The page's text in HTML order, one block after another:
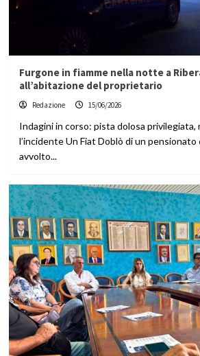
Furgone in fiamme nella notte a
all’abitazione del proprietario
Redazione 15/06/2026
Indagini in corso: pista dolosa privilegiata,
l’incidente Un Fiat Doblò di un
avvolto...